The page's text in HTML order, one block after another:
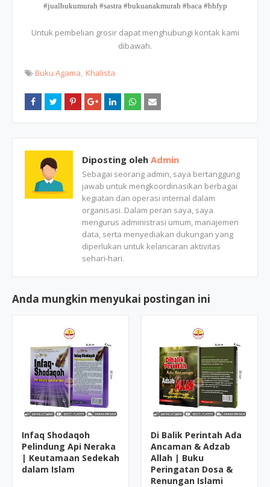
#jualbukumurah #sastra #bukuanakmurah #baca #bhfyp
Untuk pembelian grosir dapat menghubungi kontak kami
dibawah.
Buku Agama Khalista
Diposting oleh Admin
Sebagai seorang admin, saya bertanggung
jawab untuk mengkoordinasikan berbagai
kegiatan dan operasi internal dalam
organisasi. Dalam peran saya, saya
mengurus administrasi umum, manajemen
data, serta menyediakan dukungan yang
diperlukan untuk kelancaran aktivitas
sehari-hari.
Anda mungkin menyukai postingan ini
Infaq Shodaqoh
Pelindung Api Neraka
| Keutamaan Sedekah
dalam Islam
Di Balik Perintah Ada
Ancaman & Adzab
Allah | Buku
Peringatan Dosa &
Renungan Islami